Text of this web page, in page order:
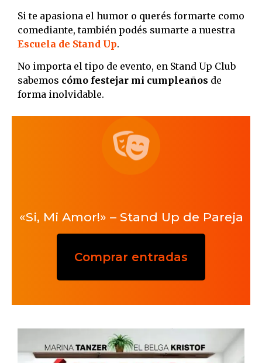
Si te apasiona el humor o querés formarte como
comediante, también podés sumarte a nuestra
Escuela de Stand Up.
No importa el tipo de evento, en Stand Up Club
sabemos cómo festejar mi cumpleaños de
forma inolvidable.
«Si, Mi Amor!» – Stand Up de Pareja
Comprar entradas